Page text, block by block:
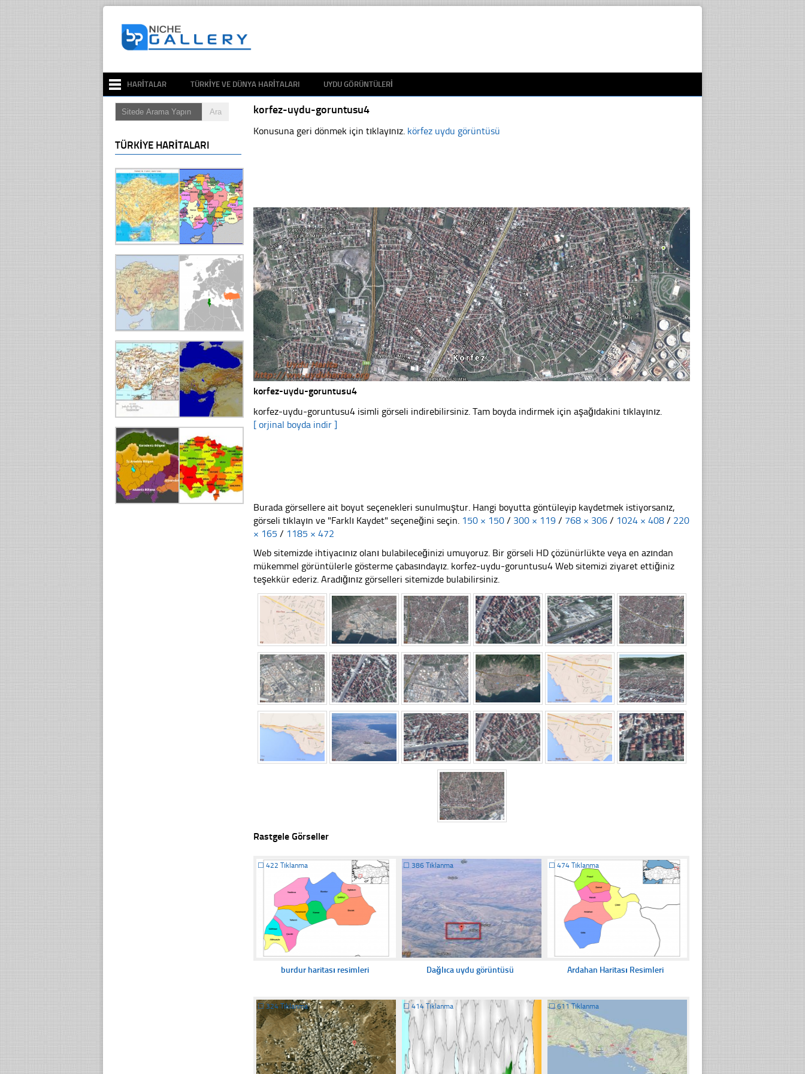
HARITALAR TÜRKIYE VE DÜNYA HARITALARI UYDU GÖRÜNTÜLERI
korfez-uydu-goruntusu4
Konusuna geri dönmek için tıklayınız. körfez uydu görüntüsü
korfez-uydu-goruntusu4
korfez-uydu-goruntusu4 isimli görseli indirebilirsiniz. Tam boyda indirmek için aşağıdakini tıklayınız.
[ orjinal boyda indir ]
Burada görsellere ait boyut seçenekleri sunulmuştur. Hangi boyutta göntüleyip kaydetmek istiyorsanız,
görseli tıklayın ve "Farklı Kaydet" seçeneğini seçin. 150 × 150 / 300 × 119 / 768 × 306 / 1024 × 408 / 220
× 165 / 1185 × 472
Web sitemizde ihtiyacınız olanı bulabileceğinizi umuyoruz. Bir görseli HD çözünürlükte veya en azından
mükemmel görüntülerle gösterme çabasındayız. korfez-uydu-goruntusu4 Web sitemizi ziyaret ettiğiniz
teşekkür ederiz. Aradığınız görselleri sitemizde bulabilirsiniz.
Rastgele Görseller
☐422 Tıklanma
burdur haritası resimleri
☐ 386 Tıklanma
Dağlıca uydu görüntüsü
☐ 474 Tıklanma
Ardahan Haritası Resimleri
☐324 Tıklanma ☐ 414 Tıklanma ☐611 Tıklanma
TÜRKIYE HARITALARI